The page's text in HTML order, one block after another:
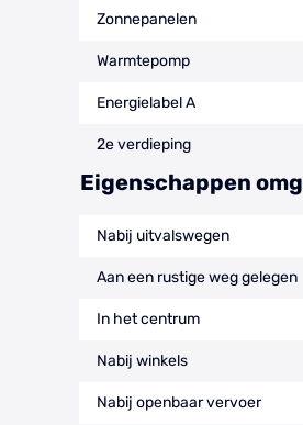
Zonnepanelen
Warmtepomp
Energielabel A
2e verdieping
Eigenschappen
Nabij uitvalswegen
Aan een rustige weg gelegen
In het centrum
Nabij winkels
Nabij openbaar vervoer